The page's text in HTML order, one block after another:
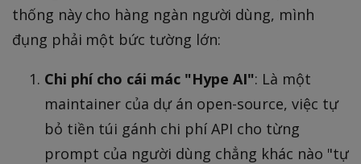
thống này cho hàng ngàn người dùng, mình
đụng phải một bức tường lớn:
Chi phí cho cái mác "Hype AI": Là một
maintainer của dự án open-source, việc tự
bỏ tiền túi gánh chi phí API cho từng
prompt của người dùng chẳng khác nào "tự